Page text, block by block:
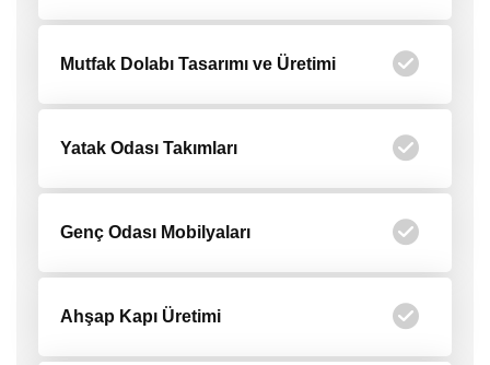
Mutfak Dolabı Tasarımı ve Üretimi
Yatak Odası Takımları
Genç Odası Mobilyaları
Ahşap Kapı Üretimi